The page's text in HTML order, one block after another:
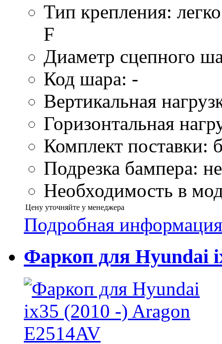
Тип крепления:
F
Диаметр сцепного
Код шара: -
Вертикальная
Горизонтальная
Комплект поставки:
Подрезка бампера:
Необходимость в
Цену уточняйте у менеджера
Подробная информация
Фаркоп для Hyundai